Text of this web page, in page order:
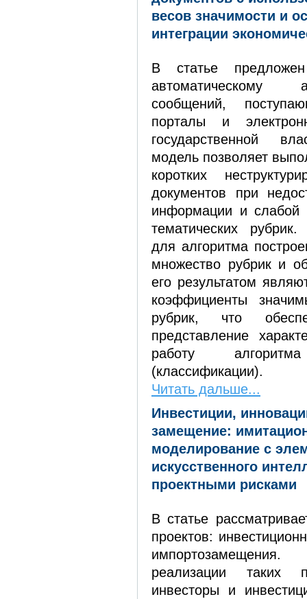
весов значимости и
интеграции
В статье
автоматическому
сообщений,
порталы и
государственной
модель позволяет
коротких
документов при
информации и слабой
тематических
для алгоритма
множество рубрик и
его результатом
коэффициенты
рубрик, что
представление
работу
(классификации).
Читать дальше...
Инвестиции,
замещение:
моделирование с
искусственного
проектными рисками
В статье
проектов:
реализации таких
инвесторы и